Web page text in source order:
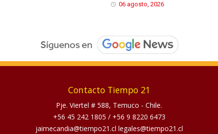
06 agosto, 2026
Contacto Tiempo 21
Pje. Viertel # 588, Temuco - Chile.
+56 45 242 1805 / +56 9 8220 6473
jaimecandia@tiempo21.cl legales@tiempo21.cl